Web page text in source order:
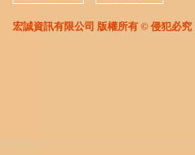
宏誠資訊有限公司 版權所有 © 侵犯必究